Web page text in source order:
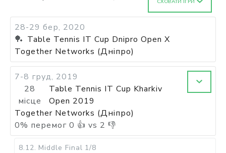
СХОВАТИ ІГРИ
28-29 бер, 2020
🏓 Table Tennis IT Cup Dnipro Open X
Together Networks (Дніпро)
7-8 груд, 2019
28
місце
Table Tennis IT Cup Kharkiv
Open 2019
Together Networks (Дніпро)
0% перемог 0 👍 vs 2 👎
8.12. Middle Final 1/8